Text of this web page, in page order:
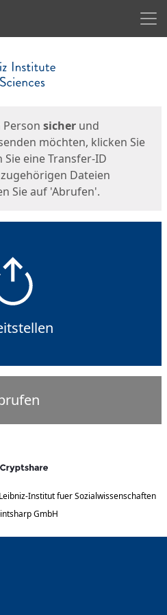
Person sicher und
möchten, klicken Sie
eine Transfer-ID
Dateien
Sie auf 'Abrufen'.
Institut fuer Sozialwissenschaften
GmbH